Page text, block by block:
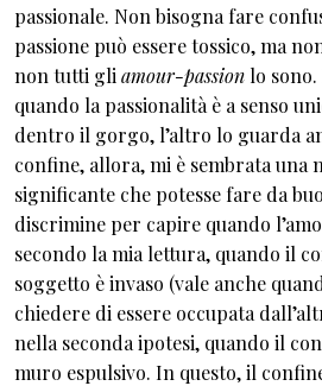
passionale. Non bisogna fare
passione può essere tossico, ma
non tutti gli amour-passion lo sono.
quando la passionalità è a senso
dentro il gorgo, l’altro lo guarda
confine, allora, mi è sembrata una
significante che potesse fare da
discrimine per capire quando
secondo la mia lettura, quando il
soggetto è invaso (vale anche
chiedere di essere occupata
nella seconda ipotesi, quando il
muro espulsivo. In questo, il